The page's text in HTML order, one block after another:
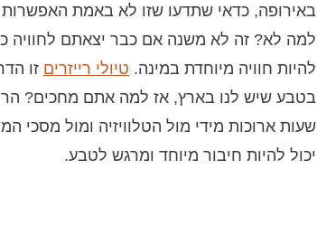
באירופה, כדאי שתדעו שזו לא באמת האפשרות
למה לא? זה לא משנה אם כבר יצאתם לחוויה
להיות חוויה מיוחדת במינה. טיולי רייזרים זו
בטבע שיש לנו בארץ, אז למה אתם מחכים? הרי
שעות ארוכות מידי מול הטלוויזיה ומול מסכי
יכול להיות חיבור מיוחד ומרגש לטבע.